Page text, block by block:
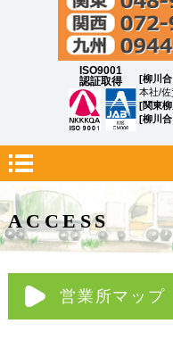
ISO9001
認証取得
[柳川
本社/
[関東
[柳川
ACCESS
営業所マップ